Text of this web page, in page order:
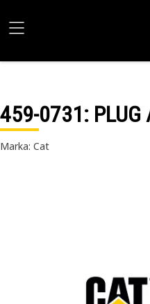
459-0731: PLUG
Marka: Cat